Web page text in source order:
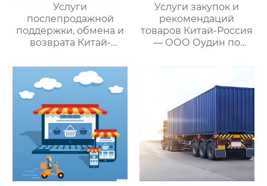
Услуги
послепродажной
поддержки, обмена и
возврата Китай-
по управлению
международными
цепями поставок
Услуги закупок и
рекомендаций
товаров Китай-Россия
— ООО Оудин по
международными